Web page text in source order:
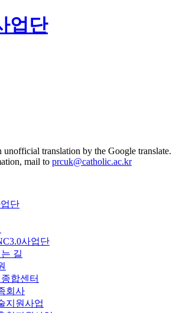
업단
unofficial translation by the Google translate.
mail to prcuk@catholic.ac.kr
단
사업단
길
합센터
회사
지원사업